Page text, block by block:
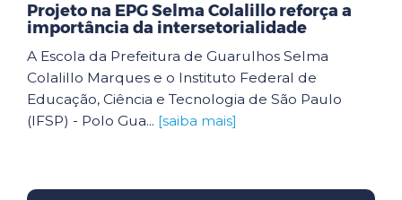
Projeto na EPG Selma Colalillo reforça a
importância da intersetorialidade
A Escola da Prefeitura de Guarulhos Selma
Colalillo Marques e o Instituto Federal de
Educação, Ciência e Tecnologia de São Paulo
(IFSP) - Polo Gua... [saiba mais]